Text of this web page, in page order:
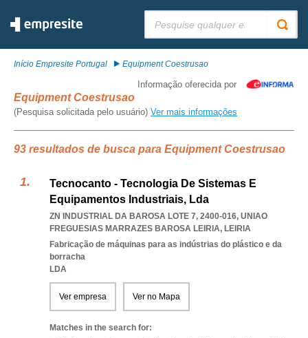
Início Empresite Portugal Equipment Coestrusao
Informação oferecida por
Equipment Coestrusao
(Pesquisa solicitada pelo usuário) Ver mais informações
93 resultados de busca para Equipment Coestrusao
Tecnocanto - Tecnologia De Sistemas E
Equipamentos Industriais, Lda
ZN INDUSTRIAL DA BAROSA LOTE 7, 2400-016, UNIAO
FREGUESIAS MARRAZES BAROSA LEIRIA, LEIRIA
Fabricação de máquinas para as indústrias do plástico e da
borracha
LDA
Ver empresa Ver no Mapa
Matches in the search for: